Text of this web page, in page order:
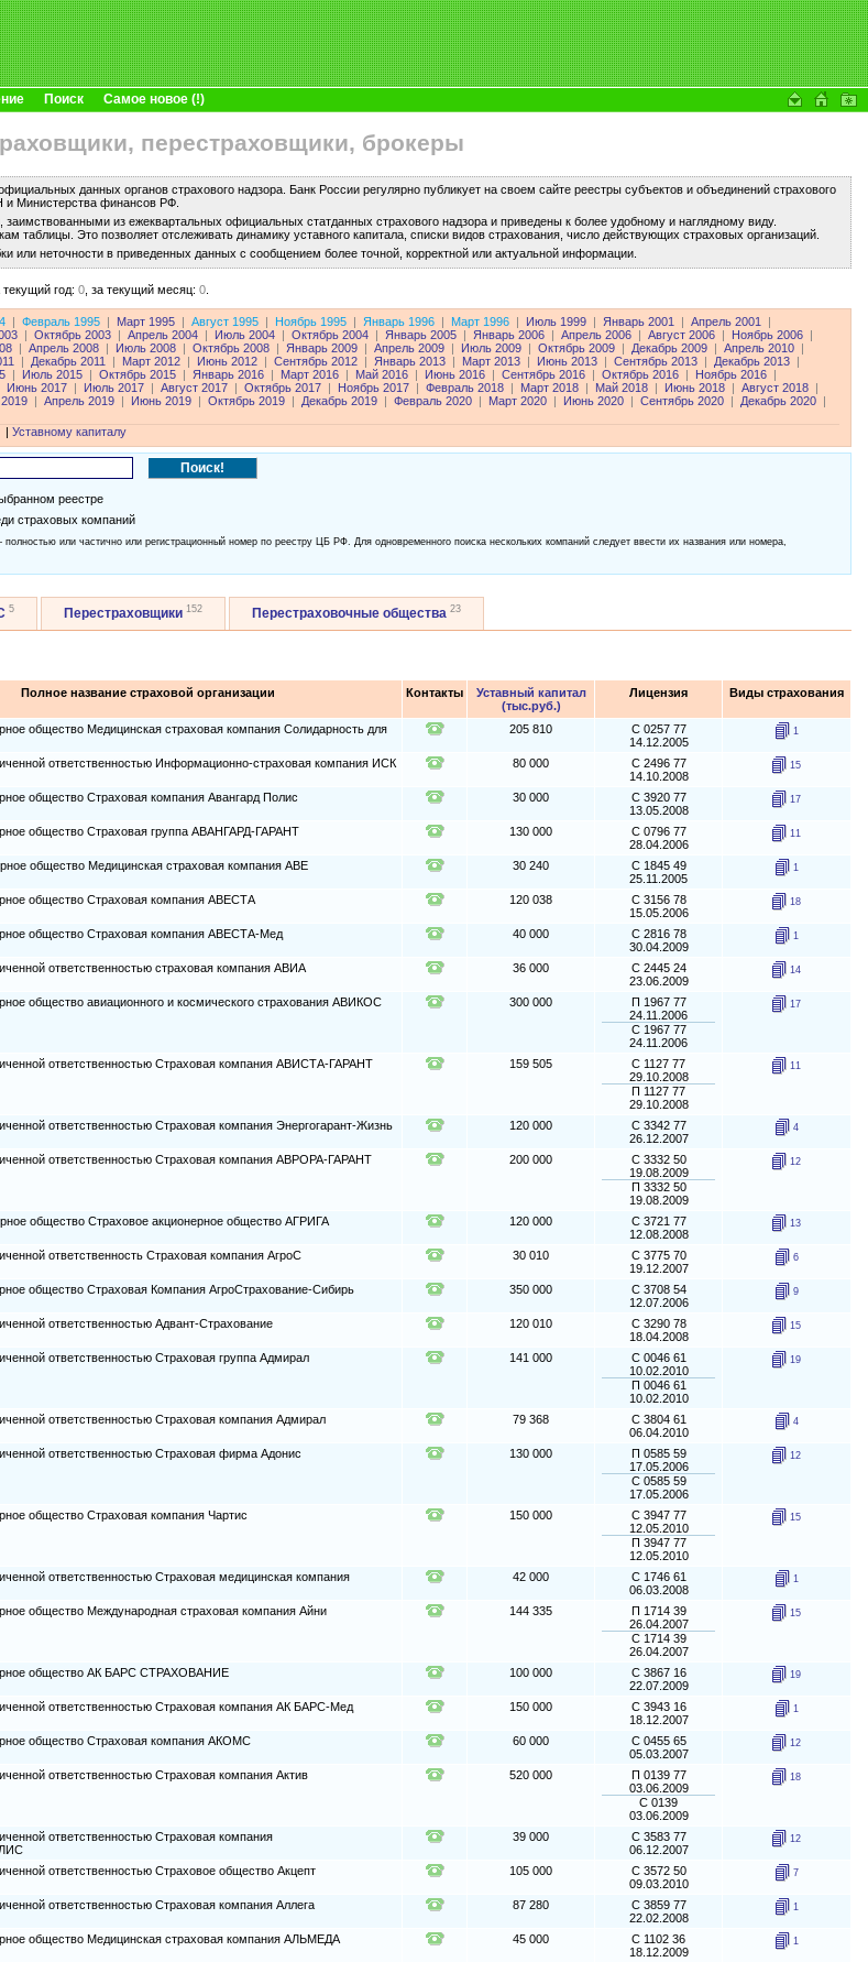
Поиск Самое новое (!)
перестраховщики, брокеры
данных органов страхового надзора. Банк России регулярно публикует на своем сайте реестры субъектов и объединений страхового
Министерства финансов РФ.
из ежеквартальных официальных статданных страхового надзора и приведены к более удобному и наглядному виду.
таблицы. Это позволяет отслеживать динамику уставного капитала, списки видов страхования, число действующих страховых организаций.
или неточности в приведенных данных с сообщением более точной, корректной или актуальной информации.
текущий год: 0 за текущий месяц: 0
Февраль 1995 Март 1995 Август 1995 Ноябрь 1995 Январь 1996 Март 1996 Июль 1999 Январь 2001 Апрель 2001
Октябрь 2003 Апрель 2004 Июль 2004 Октябрь 2004 Январь 2005 Январь 2006 Апрель 2006 Август 2006 Ноябрь 2006
Апрель 2008 Июль 2008 Октябрь 2008 Январь 2009 Апрель 2009 Июль 2009 Октябрь 2009 Декабрь 2009 Апрель 2010
Декабрь 2011 Март 2012 Июнь 2012 Сентябрь 2012 Январь 2013 Март 2013 Июнь 2013 Сентябрь 2013 Декабрь 2013
Июль 2015 Октябрь 2015 Январь 2016 Март 2016 Май 2016 Июнь 2016 Сентябрь 2016 Октябрь 2016 Ноябрь 2016
Июнь 2017 Июль 2017 Август 2017 Октябрь 2017 Ноябрь 2017 Февраль 2018 Март 2018 Май 2018 Июнь 2018 Август 2018
Апрель 2019 Июнь 2019 Октябрь 2019 Декабрь 2019 Февраль 2020 Март 2020 Июнь 2020 Сентябрь 2020 Декабрь 2020
Уставному капиталу
реестре
страховых компаний
или частично или регистрационный номер по реестру ЦБ РФ. Для одновременного поиска нескольких компаний следует ввести их названия или номера,
5 Перестраховщики 152 Перестраховочные общества 23
Полное название страховой организации Контакты
Уставный капитал
(тыс.руб.)
Лицензия Виды страхования
общество Медицинская страховая компания Солидарность для
205 810
С 0257 77
14.12.2005
1
ответственностью Информационно-страховая компания ИСК
80 000
С 2496 77
14.10.2008
15
общество Страховая компания Авангард Полис 30 000
С 3920 77
13.05.2008
17
общество Страховая группа АВАНГАРД-ГАРАНТ 130 000
С 0796 77
28.04.2006
11
общество Медицинская страховая компания AВЕ 30 240
С 1845 49
25.11.2005
1
общество Страховая компания АВЕСТА 120 038
С 3156 78
15.05.2006
18
общество Страховая компания АВЕСТА-Мед 40 000
С 2816 78
30.04.2009
1
ответственностью страховая компания АВИА 36 000
С 2445 24
23.06.2009
14
общество авиационного и космического страхования АВИКОС 300 000
П 1967 77
24.11.2006
С 1967 77
24.11.2006
17
ответственностью Страховая компания АВИСТА-ГАРАНТ 159 505
С 1127 77
29.10.2008
П 1127 77
29.10.2008
11
ответственностью Страховая компания Энергогарант-Жизнь 120 000
С 3342 77
26.12.2007
4
ответственностью Страховая компания АВРОРА-ГАРАНТ 200 000
С 3332 50
19.08.2009
П 3332 50
19.08.2009
12
общество Страховое акционерное общество АГРИГА 120 000
С 3721 77
12.08.2008
13
ответственность Страховая компания АгроС 30 010
С 3775 70
19.12.2007
6
общество Страховая Компания АгроСтрахование-Сибирь 350 000
С 3708 54
12.07.2006
9
ответственностью Адвант-Страхование 120 010
С 3290 78
18.04.2008
15
ответственностью Страховая группа Адмирал 141 000
С 0046 61
10.02.2010
П 0046 61
10.02.2010
19
ответственностью Страховая компания Адмирал 79 368
С 3804 61
06.04.2010
4
ответственностью Страховая фирма Адонис 130 000
П 0585 59
17.05.2006
С 0585 59
17.05.2006
12
общество Страховая компания Чартис 150 000
С 3947 77
12.05.2010
П 3947 77
12.05.2010
15
ответственностью Страховая медицинская компания
42 000
С 1746 61
06.03.2008
1
общество Международная страховая компания Айни 144 335
П 1714 39
26.04.2007
С 1714 39
26.04.2007
15
общество АК БАРС СТРАХОВАНИЕ 100 000
С 3867 16
22.07.2009
19
ответственностью Страховая компания АК БАРС-Мед 150 000
С 3943 16
18.12.2007
1
общество Страховая компания АКОМС 60 000
С 0455 65
05.03.2007
12
ответственностью Страховая компания Актив 520 000
П 0139 77
03.06.2009
С 0139
03.06.2009
18
ответственностью Страховая компания
39 000
С 3583 77
06.12.2007
12
ответственностью Страховое общество Акцепт 105 000
С 3572 50
09.03.2010
7
ответственностью Страховая компания Аллега 87 280
С 3859 77
22.02.2008
1
общество Медицинская страховая компания АЛЬМЕДА 45 000
С 1102 36
18.12.2009
1